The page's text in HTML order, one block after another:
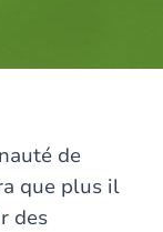
de
que plus il
des